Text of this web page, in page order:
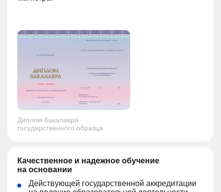
Диплом бакалавра
государственного образца
Качественное и надежное обучение
на основании
Действующей государственной аккредитации